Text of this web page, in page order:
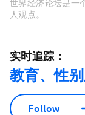
世界经济论坛是一
人观点。
实时追踪：
教育、性
Follow